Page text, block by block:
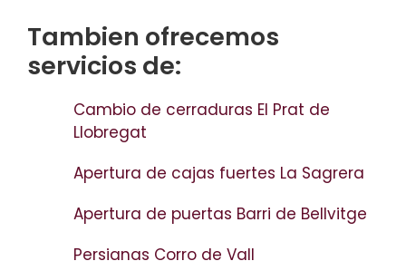
Tambien ofrecemos
servicios de:
Cambio de cerraduras El Prat de
Llobregat
Apertura de cajas fuertes La Sagrera
Apertura de puertas Barri de Bellvitge
Persianas Corro de Vall